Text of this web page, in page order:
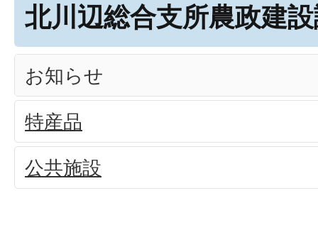
北川辺総合支所農政建
お知らせ
特産品
公共施設